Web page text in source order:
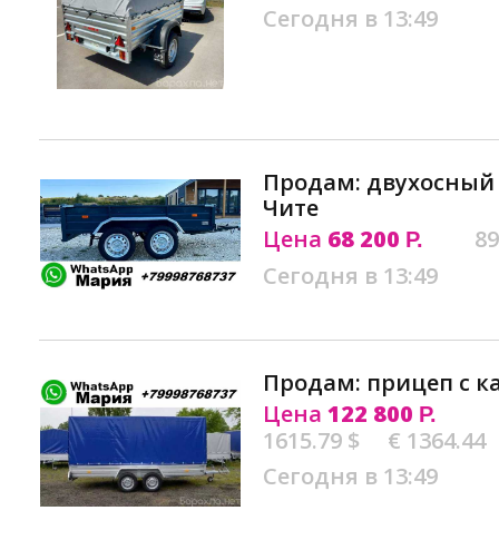
Сегодня в 13:49
Продам: двухосный
Чите
Цена 68 200 Р.
Сегодня в 13:49
Продам: прицеп с
Цена 122 800 Р.
1615.79 $
€ 1364.44
Сегодня в 13:49